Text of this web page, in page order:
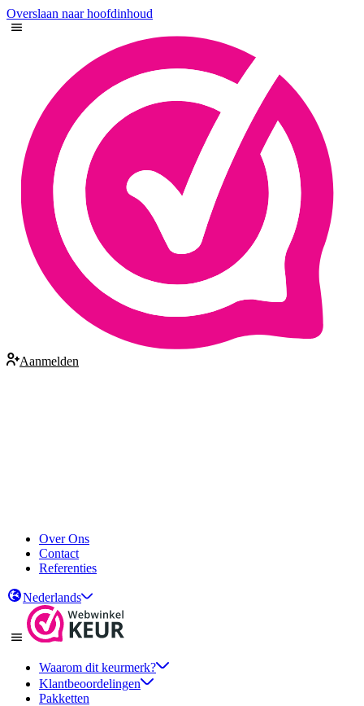
Overslaan naar hoofdinhoud
Aanmelden
Over Ons
Contact
Referenties
Nederlands
Waarom dit keurmerk?
Klantbeoordelingen
Pakketten